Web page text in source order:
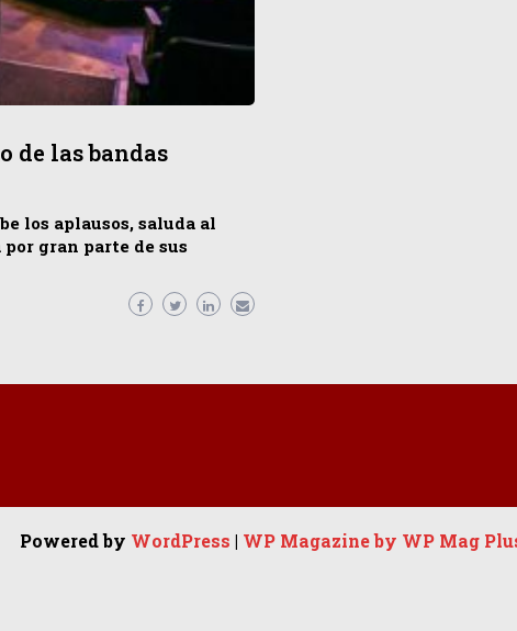
de las bandas
los aplausos, saluda al
gran parte de sus
Powered by WordPress | WP Magazine by WP Mag